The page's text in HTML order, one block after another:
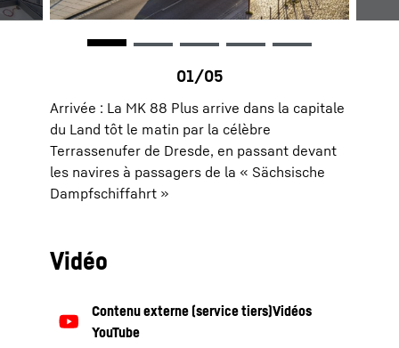
Arrivée : La MK 88 Plus arrive dans la capitale
du Land tôt le matin par la célèbre
Terrassenufer de Dresde, en passant devant
les navires à passagers de la « Sächsische
Dampfschiffahrt »
Vidéo